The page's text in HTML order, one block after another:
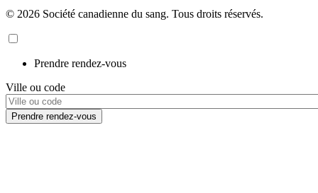
© 2026 Société canadienne du sang. Tous droits réservés.
Prendre rendez-vous
Ville ou code